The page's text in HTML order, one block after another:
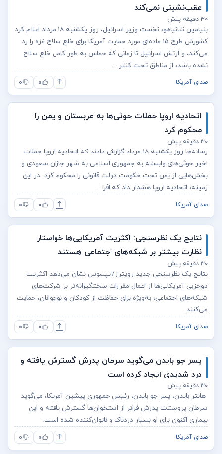
عقب‌نشینی نمی‌کند
۳۰ دقیقه پیش
بنیامین نتانیاهو، نخست‌ وزیر اسرائیل، روز یکشنبه ۱۸ مرداد اعلام کرد
کشورش طرح ۱۵ ماده‌ای مورد حمایت آمریکا برای خلع سلاح غزه را رد
می‌کند، و ارتش اسرائیل تا زمانی که حماس به طور کامل خلع سلاح
نشده باشد، از مناطق تحت کنتر...
صدای آمریکا ۰ ۰
اتحادیه اروپا حملات حوثی‌ها به عربستان و یمن را
محکوم کرد
۳۰ دقیقه پیش
رسانه‌ها روز یکشنبه ۱۸ مرداد گزارش دادند که اتحادیه اروپا حملات
اخیر حوثی‌های وابسته به جمهوری اسلامی به شهر جازان سعودی و
بخش‌هایی از یمن تحت حکومت دولت قانونی را محکوم کرد. در این
زمینه، اتحادیه اروپا هشدار داد که افزا...
صدای آمریکا ۰ ۰
نتایج یک نظرسنجی: اکثریت آمریکایی‌ها خواستار
نظارت بیشتر بر شبکه‌های اجتماعی هستند
۳۰ دقیقه پیش
نتایج یک نظرسنجی جدید رویترز/ایپسوس نشان می‌دهد اکثریت
دوحزبی آمریکایی‌ها از اعمال مقررات سختگیرانه‌تر بر شرکت‌های
شبکه‌های اجتماعی، به‌ویژه برای حفاظت از کودکان و نوجوانان، حمایت
می‌کنند.
صدای آمریکا ۰ ۰
پسر جو بایدن می‌گوید سرطان پدرش گسترش یافته و
درد شدیدی ایجاد کرده است
۳۰ دقیقه پیش
هانتر بایدن، پسر جو بایدن، رئیس جمهوری پیشین آمریکا، می‌گوید
سرطان پروستات پدرش فراتر از استخوان‌ها گسترش یافته و این
بیماری اکنون برای او بسیار دردناک و ناتوان‌کننده شده است.
صدای آمریکا ۰ ۰